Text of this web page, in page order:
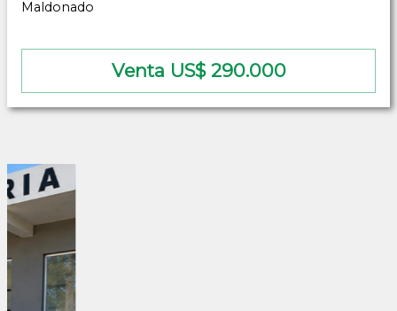
Maldonado
Venta US$ 290.000